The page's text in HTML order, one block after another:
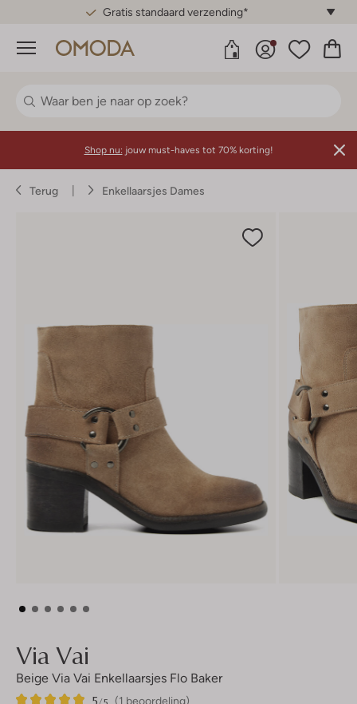
Gratis standaard verzending*
Menu
Shop nu: jouw must-haves tot 70% korting!
Terug Enkellaarsjes Dames
Via Vai
Beige Via Vai Enkellaarsjes Flo Baker
(1 beoordeling)